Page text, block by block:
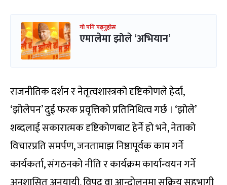
यो पनि पढ्नुहोस
एमालेमा झोले ‘अभियान’
राजनीतिक दर्शन र नेतृत्वशास्त्रको दृष्टिकोणले हेर्दा,
‘झोलेपन’ दुई फरक प्रवृत्तिको प्रतिनिधित्व गर्छ । ‘झोले’
शब्दलाई सकारात्मक दृष्टिकोणबाट हेर्ने हो भने, नेताको
विचारप्रति समर्पण, जनतामाझ निष्ठापूर्वक काम गर्ने
कार्यकर्ता, संगठनको नीति र कार्यक्रम कार्यान्वयन गर्ने